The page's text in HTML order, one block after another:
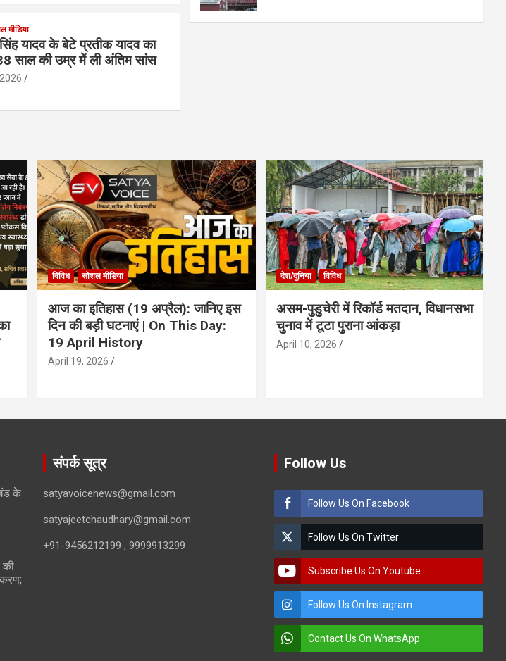
मीडिया
यादव के बेटे प्रतीक यादव का
साल की उम्र में ली अंतिम सांस
विविध सोशल मीडिया
आज का इतिहास (19 अप्रैल): जानिए इस
दिन की बड़ी घटनाएं | On This Day:
19 April History
April 19, 2026
देश/दुनिया विविध
असम-पुडुचेरी में रिकॉर्ड मतदान, विधानसभा
चुनाव में टूटा पुराना आंकड़ा
April 10, 2026
के
की
संपर्क सूत्र
satyavoicenews@gmail.com
satyajeetchaudhary@gmail.com
+91-9456212199 , 9999913299
Follow Us
Follow Us On Facebook
Follow Us On Twitter
Subscribe Us On Youtube
Follow Us On Instagram
Contact Us On WhatsApp